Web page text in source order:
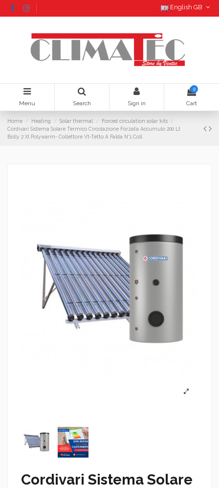
English GB
Menu Search Sign in
0
Cart
Home Heating Solar thermal
Forced circulation solar kits
Cordivari Sistema Solare Termico Circolazione Forzata Accumulo 200 Lt
Bolly 2 Xl Polywarm- Collettore Vt-Tetto A Falda N°1 Coll
Cordivari Sistema Solare